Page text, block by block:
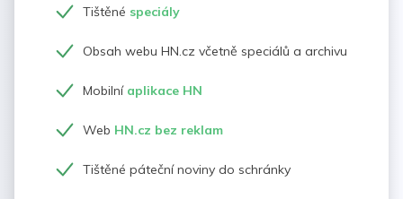
Tištěné speciály
Obsah webu HN.cz včetně speciálů a archivu
Mobilní aplikace HN
Web HN.cz bez reklam
Tištěné páteční noviny do schránky